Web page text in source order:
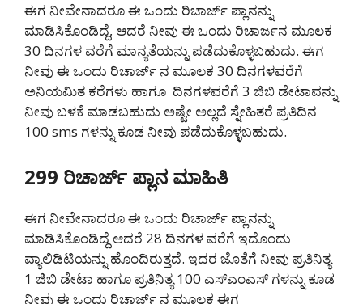
ಈಗ ನೀವೇನಾದರೂ ಈ ಒಂದು ರಿಚಾರ್ಜ್ ಪ್ಲಾನನ್ನು
ಮಾಡಿಸಿಕೊಂಡಿದ್ದೆ, ಆದರೆ ನೀವು ಈ ಒಂದು ರಿಚಾರ್ಜನ ಮೂಲಕ
30 ದಿನಗಳ ವರೆಗೆ ಮಾನ್ಯತೆಯನ್ನು ಪಡೆದುಕೊಳ್ಳಬಹುದು. ಈಗ
ನೀವು ಈ ಒಂದು ರಿಚಾರ್ಜ್ ನ ಮೂಲಕ 30 ದಿನಗಳವರೆಗೆ
ಅನಿಯಮಿತ ಕರೆಗಳು ಹಾಗೂ ದಿನಗಳವರೆಗೆ 3 ಜಿಬಿ ಡೇಟಾವನ್ನು
ನೀವು ಬಳಕೆ ಮಾಡಬಹುದು ಅಷ್ಟೇ ಅಲ್ಲದೆ ಸ್ನೇಹಿತರೆ ಪ್ರತಿದಿನ
100 sms ಗಳನ್ನು ಕೂಡ ನೀವು ಪಡೆದುಕೊಳ್ಳಬಹುದು.
299 ರಿಚಾರ್ಜ್ ಪ್ಲಾನ ಮಾಹಿತಿ
ಈಗ ನೀವೇನಾದರೂ ಈ ಒಂದು ರಿಚಾರ್ಜ್ ಪ್ಲಾನನ್ನು
ಮಾಡಿಸಿಕೊಂಡಿದ್ದೆ ಆದರೆ 28 ದಿನಗಳ ವರೆಗೆ ಇದೊಂದು
ವ್ಯಾಲಿಡಿಟಿಯನ್ನು ಹೊಂದಿರುತ್ತದೆ. ಇದರ ಜೊತೆಗೆ ನೀವು ಪ್ರತಿನಿತ್ಯ
1 ಜಿಬಿ ಡೇಟಾ ಹಾಗೂ ಪ್ರತಿನಿತ್ಯ 100 ಎಸ್ಎಂಎಸ್ ಗಳನ್ನು ಕೂಡ
ನೀವು ಈ ಒಂದು ರಿಚಾರ್ಜ್ ನ ಮೂಲಕ ಈಗ